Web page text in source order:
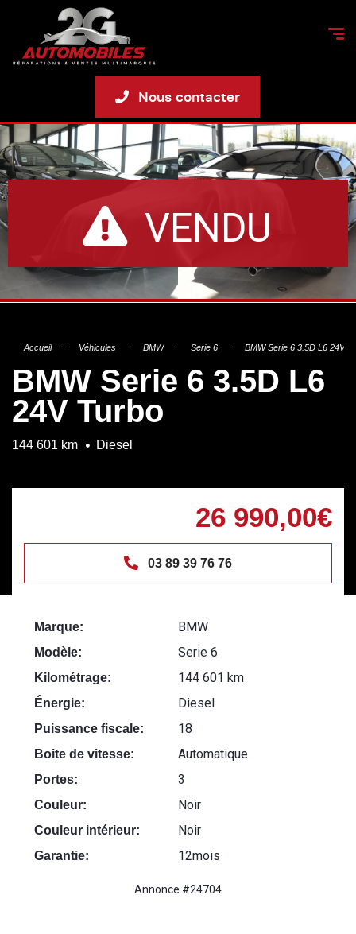
Nous contacter
VENDU
Accueil Véhicules BMW Serie 6 BMW Serie 6 3.5D L6 24V
BMW Serie 6 3.5D L6
24V Turbo
144 601 km Diesel
26 990,00€
03 89 39 76 76
Marque: BMW
Modèle: Serie 6
Kilométrage: 144 601 km
Énergie: Diesel
Puissance fiscale: 18
Boite de vitesse: Automatique
Portes: 3
Couleur: Noir
Couleur intérieur: Noir
Garantie: 12mois
Annonce #24704